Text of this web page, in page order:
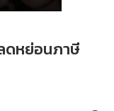
ดหย่อนภาษี